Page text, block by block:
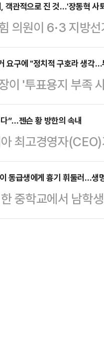
식이 전해 졌을
통신 등에 따르면
빙하 폭포 인근에
난달 29일 에베레
내 부족의 일원이
한…
객관적으로 진 것…'장동혁 사
의원이 6·3 지방
한 다양한 조치들
오 김태현의 정치
고 밝혔다.권 의원
금 4명이 됐다"며
단 오세훈 후보와
적인 이유"라고
요구에 "정치적 구호라 생각
이 '투표용지 부족
해 "마지막 남은
수밖에 없다"며
이들을 분노하게
민의힘 대표 등 야
인 구호로 생각한
현희의 불편한 여
…
”…젠슨 황 방한의 속내
최고경영자
통해 한국을 떠났
현대차그룹 회장
다.당시만 해도
해 손을 내미는 장
동급생에게 흉기 휘둘러…생
중학교에서 남학
경찰 등에 따르면